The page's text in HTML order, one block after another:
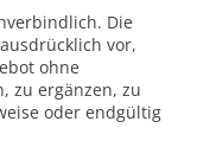
Die
vor,
ohne
zu ergänzen, zu
oder endgültig